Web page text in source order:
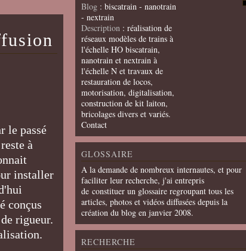
le passé
à
installer
conçus
rigueur.
Blog : biscatrain - nanotrain
- nextrain
Description : réalisation de
réseaux modèles de trains à
l'échelle HO biscatrain,
nanotrain et nextrain à
l'échelle N et travaux de
restauration de locos,
motorisation, digitalisation,
construction de kit laiton,
bricolages divers et variés.
Contact
GLOSSAIRE
A la demande de nombreux internautes, et pour
faciliter leur recherche, j'ai entrepris
de constituer un glossaire regroupant tous les
articles, photos et vidéos diffusées depuis la
création du blog en janvier 2008.
RECHERCHE